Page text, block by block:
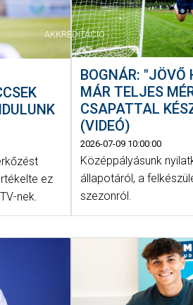
AKKREDITÁCIÓ
ez
nek.
BOGNÁR: "JÖVŐ
MÁR TELJES
CSAPATTAL
(VIDEÓ)
2026-07-09 10:00:00
Középpályásunk
állapotáról, a
szezonról.